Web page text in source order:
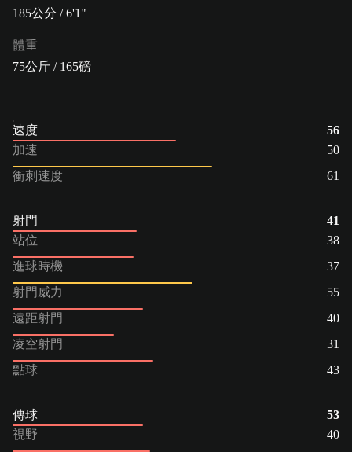
185公分 / 6'1"
體重
75公斤 / 165磅
速度
56
加速
50
衝刺速度
61
射門
41
站位
38
進球時機
37
射門威力
55
遠距射門
40
凌空射門
31
點球
43
傳球
53
視野
40